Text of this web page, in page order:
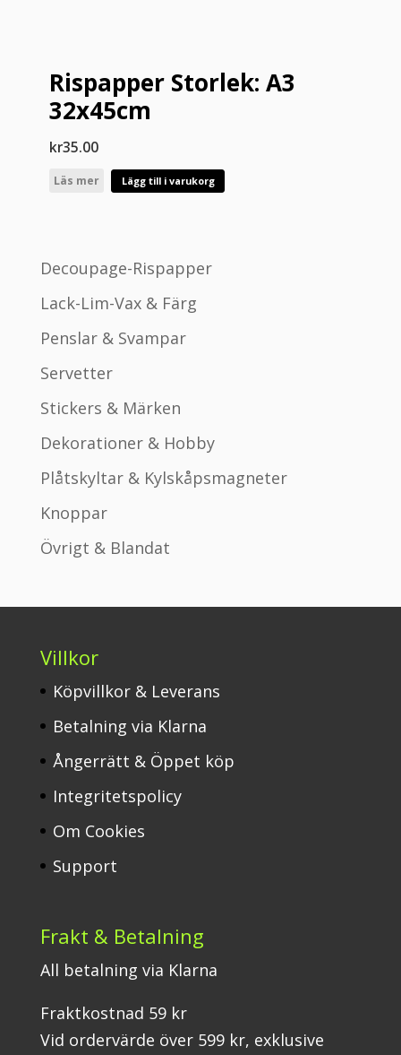
Rispapper Storlek: A3
32x45cm
kr35.00
Läs mer Lägg till i varukorg
Decoupage-Rispapper
Lack-Lim-Vax & Färg
Penslar & Svampar
Servetter
Stickers & Märken
Dekorationer & Hobby
Plåtskyltar & Kylskåpsmagneter
Knoppar
Övrigt & Blandat
Villkor
Köpvillkor & Leverans
Betalning via Klarna
Ångerrätt & Öppet köp
Integritetspolicy
Om Cookies
Support
Frakt & Betalning
All betalning via Klarna
Fraktkostnad 59 kr
Vid ordervärde över 599 kr, exklusive